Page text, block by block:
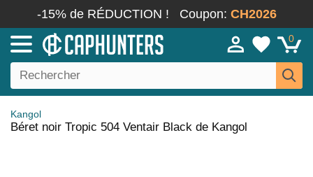
-15% de RÉDUCTION ! Coupon: CH2026
0
Kangol
Béret noir Tropic 504 Ventair Black de Kangol